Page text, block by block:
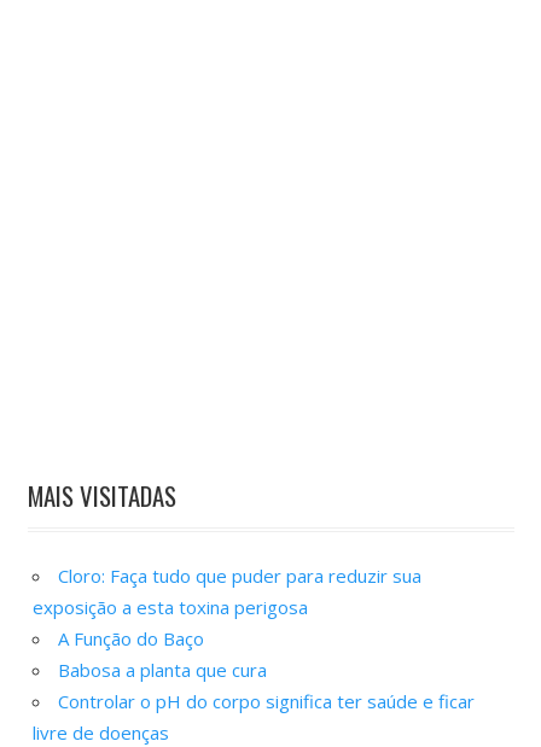
MAIS VISITADAS
Cloro: Faça tudo que puder para reduzir sua
exposição a esta toxina perigosa
A Função do Baço
Babosa a planta que cura
Controlar o pH do corpo significa ter saúde e ficar
livre de doenças